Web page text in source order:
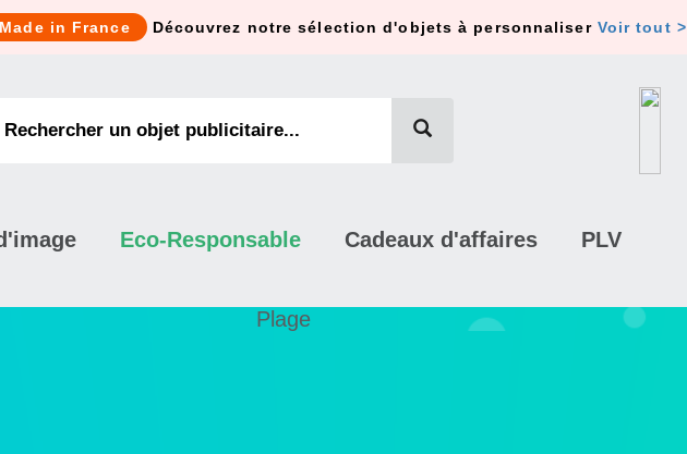
in France Découvrez notre sélection d'objets à personnaliser Voir tout >
Eco-Responsable Cadeaux d'affaires PLV
Plage